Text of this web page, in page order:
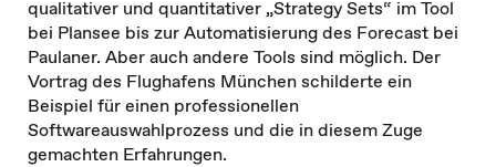
qualitativer und quantitativer „Strategy Sets“ im Tool
bei Plansee bis zur Automatisierung des Forecast bei
Paulaner. Aber auch andere Tools sind möglich. Der
Vortrag des Flughafens München schilderte ein
Beispiel für einen professionellen
Softwareauswahlprozess und die in diesem Zuge
gemachten Erfahrungen.